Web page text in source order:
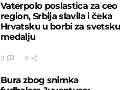
Vaterpolo poslastica za ceo
region, Srbija slavila i čeka
Hrvatsku u borbi za svetsku
medalju
0 0
Bura zbog snimka